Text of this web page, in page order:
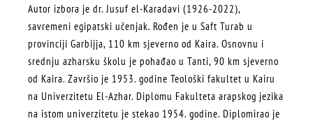
Autor izbora je dr. Jusuf el-Karadavi (1926-2022),
savremeni egipatski učenjak. Rođen je u Saft Turab u
provinciji Garbijja, 110 km sjeverno od Kaira. Osnovnu i
srednju azharsku školu je pohađao u Tanti, 90 km sjeverno
od Kaira. Završio je 1953. godine Teološki fakultet u Kairu
na Univerzitetu El-Azhar. Diplomu Fakulteta arapskog jezika
na istom univerzitetu je stekao 1954. godine. Diplomirao je